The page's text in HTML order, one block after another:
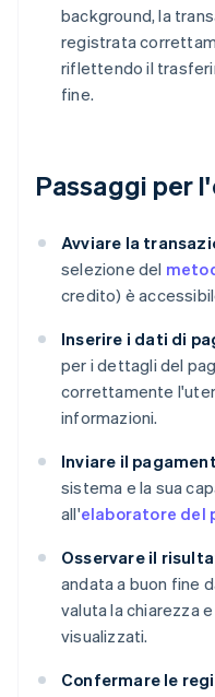
background, la
registrata
riflettendo il
fine.
Passaggi per
Avviare la
selezione del
credito) è
Inserire i dati di
per i dettagli del
correttamente
informazioni.
Inviare il
sistema e la sua
all'elaboratore del
Osservare il
andata a buon fine
valuta la chiarezza
visualizzati.
Confermare le